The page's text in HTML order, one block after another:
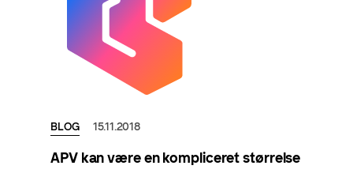
BLOG 15.11.2018
APV kan være en kompliceret størrelse